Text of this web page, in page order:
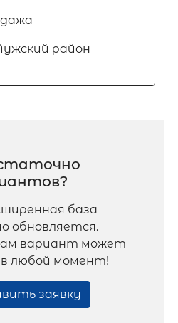
район
база
обновляется.
вариант может
любой момент!
заявку